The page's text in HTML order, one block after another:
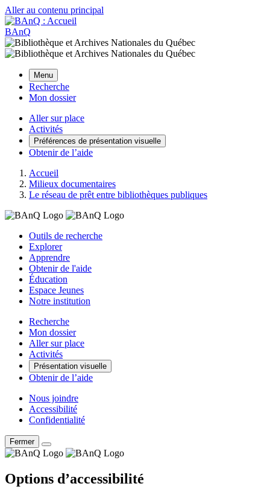
Aller au contenu principal
BAnQ
Menu
Recherche
Mon dossier
Aller sur place
Activités
Préférences de présentation visuelle
Obtenir de l’aide
Accueil
Milieux documentaires
Le réseau de prêt entre bibliothèques publiques
Outils de recherche
Explorer
Apprendre
Obtenir de l'aide
Éducation
Espace Jeunes
Notre institution
Recherche
Mon dossier
Aller sur place
Activités
Présentation visuelle
Obtenir de l’aide
Nous joindre
Accessibilité
Confidentialité
Fermer
Options d’accessibilité